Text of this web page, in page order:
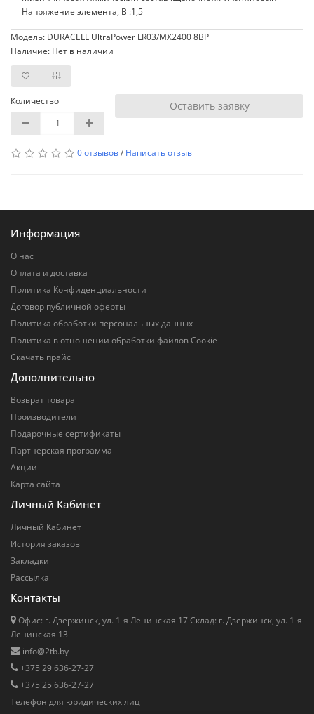
Напряжение элемента, В :1,5
Модель: DURACELL UltraPower LR03/MX2400 8BP
Наличие: Нет в наличии
Количество Оставить заявку
0 отзывов/ Написать отзыв
Информация
О нас
Оплата и доставка
Политика Конфиденциальности
Договор публичной оферты
Политика обработки персональных данных
Политика в отношении обработки файлов Cookie
Скачать прайс
Дополнительно
Возврат товара
Производители
Подарочные сертификаты
Партнерская программа
Акции
Карта сайта
Личный Кабинет
Личный Кабинет
История заказов
Закладки
Рассылка
Контакты
Офис: г. Дзержинск, ул. 1-я Ленинская 17 Cклад: г. Дзержинск, ул. 1-я
Ленинская 13
info@2tb.by
+375 29 636-27-27
+375 25 636-27-27
Телефон для юридических лиц